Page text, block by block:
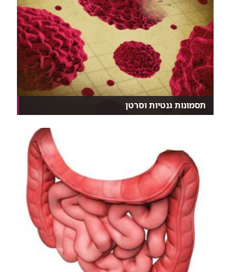
תסמונות גנטיות וסרטן
נכון, אין עדיין תרופה למניעת סרטן, אבל ביחידה לממא...